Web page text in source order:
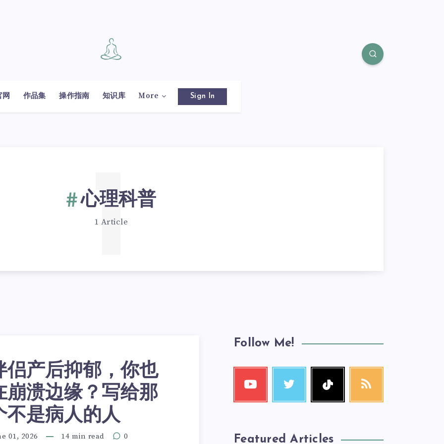
网 作品集 操作指南 知识库 More Sign In
心理科普
1 Article
1
侣产后抑郁，你也
崩溃边缘？写给那
不是病人的人
01, 2026 14 min read 0
Follow Me!
Featured Articles